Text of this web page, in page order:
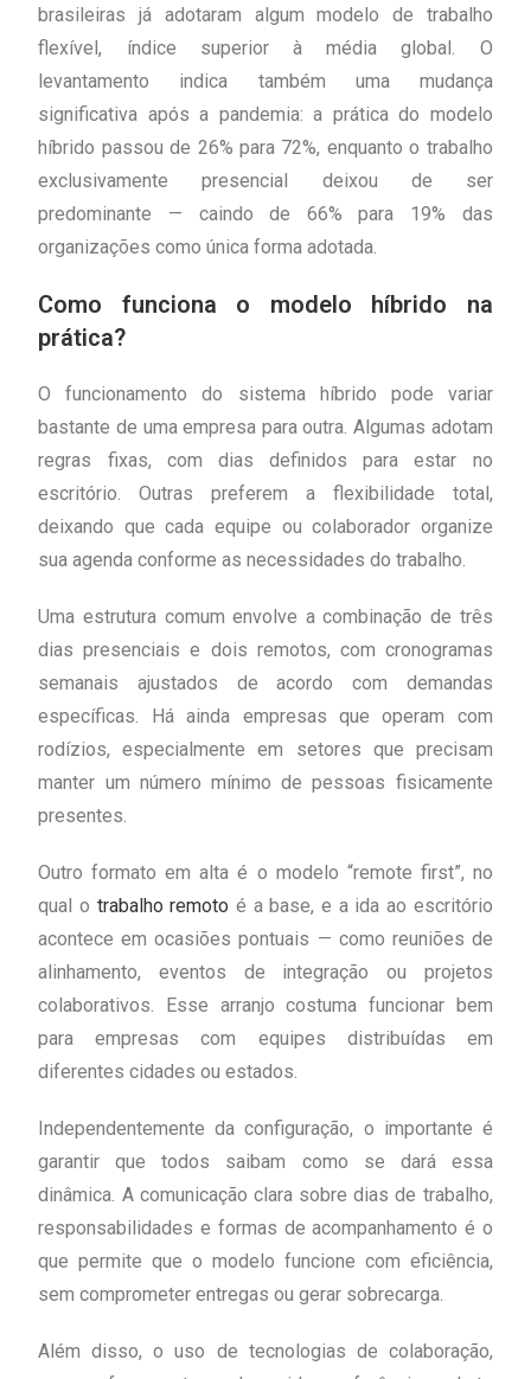
brasileiras já adotaram algum modelo de trabalho
flexível, índice superior à média global. O
levantamento indica também uma mudança
significativa após a pandemia: a prática do modelo
híbrido passou de 26% para 72%, enquanto o trabalho
exclusivamente presencial deixou de ser
predominante — caindo de 66% para 19% das
organizações como única forma adotada.
Como funciona o modelo híbrido na
prática?
O funcionamento do sistema híbrido pode variar
bastante de uma empresa para outra. Algumas adotam
regras fixas, com dias definidos para estar no
escritório. Outras preferem a flexibilidade total,
deixando que cada equipe ou colaborador organize
sua agenda conforme as necessidades do trabalho.
Uma estrutura comum envolve a combinação de três
dias presenciais e dois remotos, com cronogramas
semanais ajustados de acordo com demandas
específicas. Há ainda empresas que operam com
rodízios, especialmente em setores que precisam
manter um número mínimo de pessoas fisicamente
presentes.
Outro formato em alta é o modelo “remote first”, no
qual o trabalho remoto é a base, e a ida ao escritório
acontece em ocasiões pontuais — como reuniões de
alinhamento, eventos de integração ou projetos
colaborativos. Esse arranjo costuma funcionar bem
para empresas com equipes distribuídas em
diferentes cidades ou estados.
Independentemente da configuração, o importante é
garantir que todos saibam como se dará essa
dinâmica. A comunicação clara sobre dias de trabalho,
responsabilidades e formas de acompanhamento é o
que permite que o modelo funcione com eficiência,
sem comprometer entregas ou gerar sobrecarga.
Além disso, o uso de tecnologias de colaboração,